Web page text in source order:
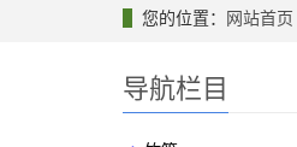
您的位置： 网站首页
导航栏目